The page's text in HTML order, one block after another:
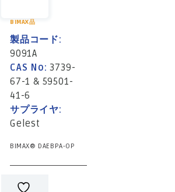
BIMAX品
製品コード:
9091A
CAS No:3739-
67-1 & 59501-
41-6
サプライヤ:
Gelest
BIMAX® DAEBPA-OP